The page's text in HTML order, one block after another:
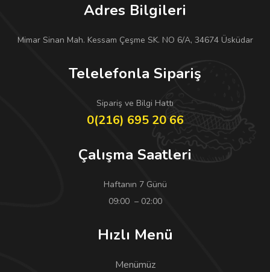
Adres Bilgileri
Mimar Sinan Mah. Kessam Çeşme SK. NO 6/A, 34674 Üsküdar
Telelefonla Sipariş
Sipariş ve Bilgi Hattı
0(216) 695 20 66
Çalışma Saatleri
Haftanın 7 Günü
09:00 – 02:00
Hızlı Menü
Menümüz